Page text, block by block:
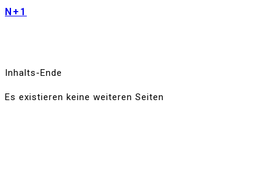
N+1
Inhalts-Ende
Es existieren keine weiteren Seiten